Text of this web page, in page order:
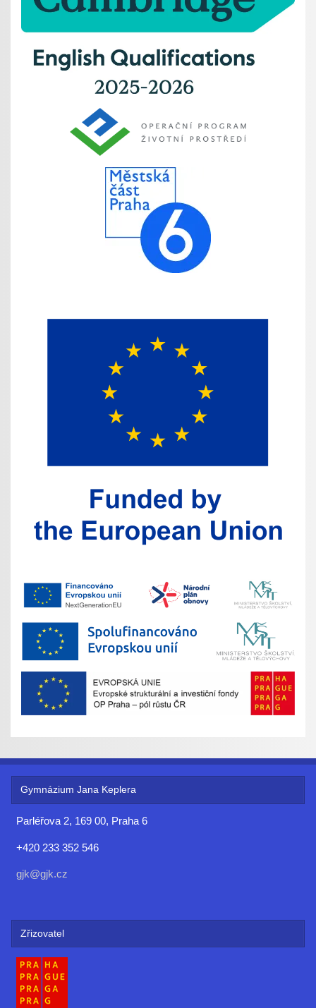
Gymnázium Jana Keplera
Parléřova 2, 169 00, Praha 6
+420 233 352 546
gjk@gjk.cz
Zřizovatel